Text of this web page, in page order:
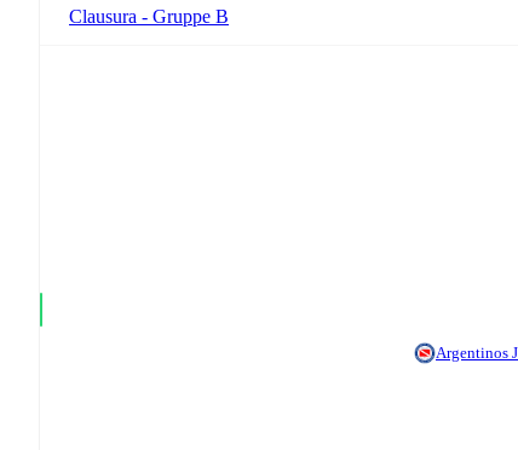
Clausura - Gruppe B
Argentinos